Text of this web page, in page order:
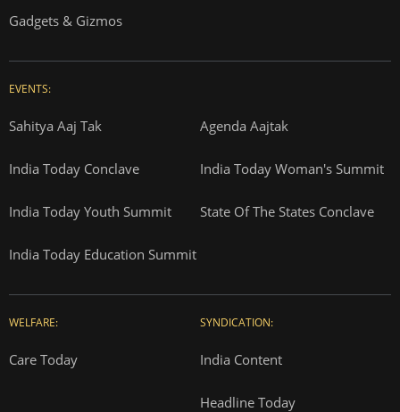
Gadgets & Gizmos
EVENTS:
Sahitya Aaj Tak Agenda Aajtak
India Today Conclave India Today Woman's Summit
India Today Youth Summit State Of The States Conclave
India Today Education Summit
WELFARE:
Care Today
SYNDICATION:
India Content
Headline Today